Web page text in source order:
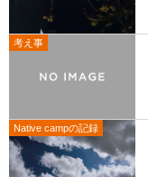
考え事
Native campの記録